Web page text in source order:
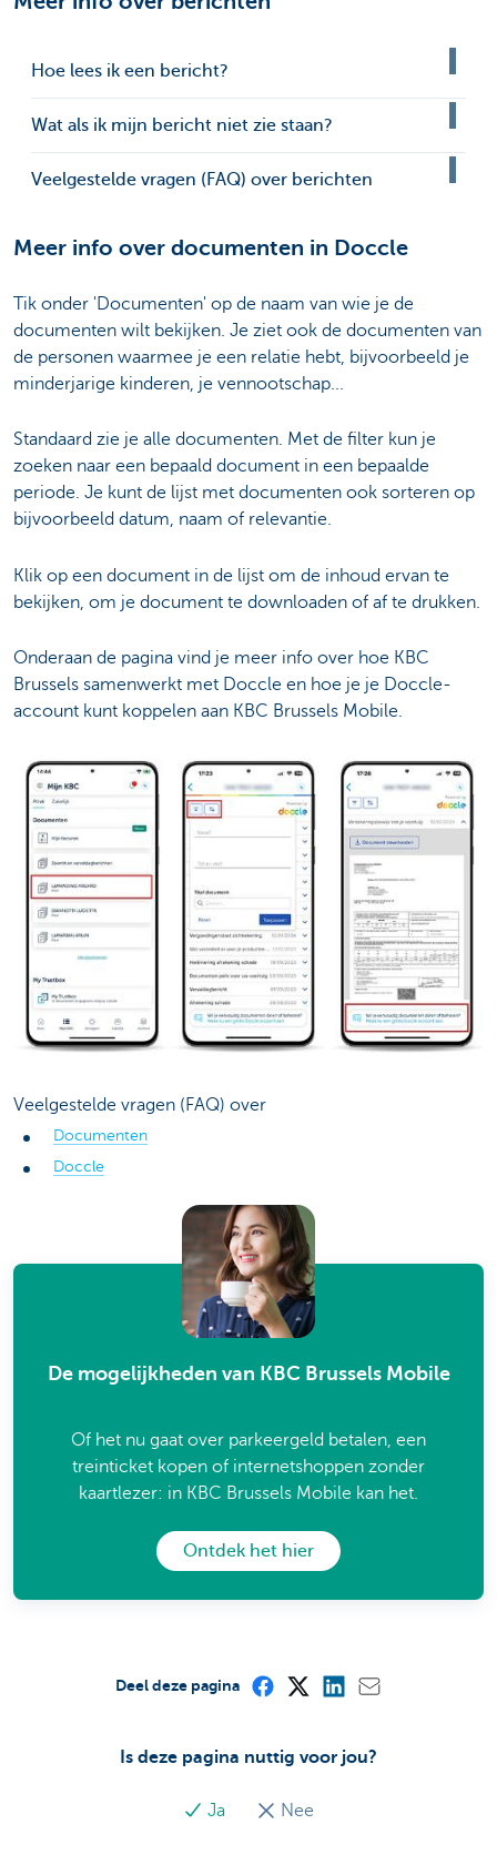
Hoe lees ik een bericht?
Wat als ik mijn bericht niet zie staan?
Veelgestelde vragen (FAQ) over berichten
Meer info over documenten in Doccle
Tik onder 'Documenten' op de naam van wie je de
documenten wilt bekijken. Je ziet ook de documenten van
de personen waarmee je een relatie hebt, bijvoorbeeld je
minderjarige kinderen, je vennootschap...
Standaard zie je alle documenten. Met de filter kun je
zoeken naar een bepaald document in een bepaalde
periode. Je kunt de lijst met documenten ook sorteren op
bijvoorbeeld datum, naam of relevantie.
Klik op een document in de lijst om de inhoud ervan te
bekijken, om je document te downloaden of af te drukken.
Onderaan de pagina vind je meer info over hoe KBC
Brussels samenwerkt met Doccle en hoe je je Doccle-
account kunt koppelen aan KBC Brussels Mobile.
Veelgestelde vragen (FAQ) over
Documenten
Doccle
De mogelijkheden van KBC Brussels Mobile
Of het nu gaat over parkeergeld betalen, een
treinticket kopen of internetshoppen zonder
kaartlezer: in KBC Brussels Mobile kan het.
Ontdek het hier
Is deze pagina nuttig voor jou?
Ja Nee
Deel deze pagina